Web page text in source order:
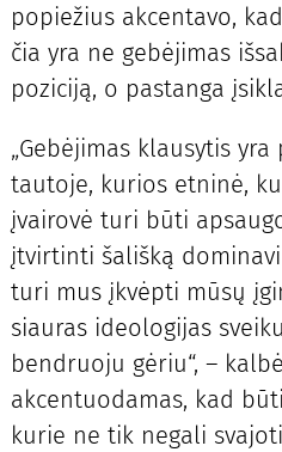
popiežius akcentavo,
čia yra ne gebėjimas
poziciją, o pastanga
„Gebėjimas klausytis
tautoje, kurios etninė,
įvairovė turi būti
įtvirtinti šališką
turi mus įkvėpti mūsų
siauras ideologijas
bendruoju gėriu“, –
akcentuodamas, kad
kurie ne tik negali